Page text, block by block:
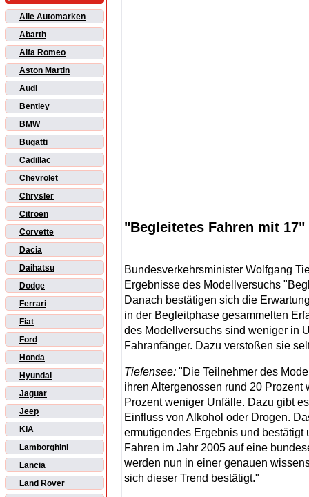
Alle Automarken
Abarth
Alfa Romeo
Aston Martin
Audi
Bentley
BMW
Bugatti
Cadillac
Chevrolet
Chrysler
Citroën
Corvette
Dacia
Daihatsu
Dodge
Ferrari
Fiat
Ford
Honda
Hyundai
Jaguar
Jeep
KIA
Lamborghini
Lancia
Land Rover
"Begleitetes Fahren mit
Bundesverkehrsminister Wolfgang
Ergebnisse des Modellversuchs
Danach bestätigen sich die
in der Begleitphase gesammelten
des Modellversuchs sind weniger in
Fahranfänger. Dazu verstoßen sie
Tiefensee: "Die Teilnehmer des
ihren Altergenossen rund 20
Prozent weniger Unfälle. Dazu gibt
Einfluss von Alkohol oder Drogen.
ermutigendes Ergebnis und
Fahren im Jahr 2005 auf eine
werden nun in einer genauen
sich dieser Trend bestätigt."